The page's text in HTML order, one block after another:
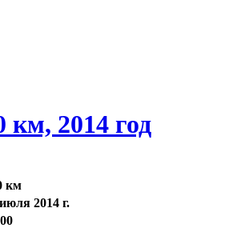
км, 2014 год
км
2014 г.